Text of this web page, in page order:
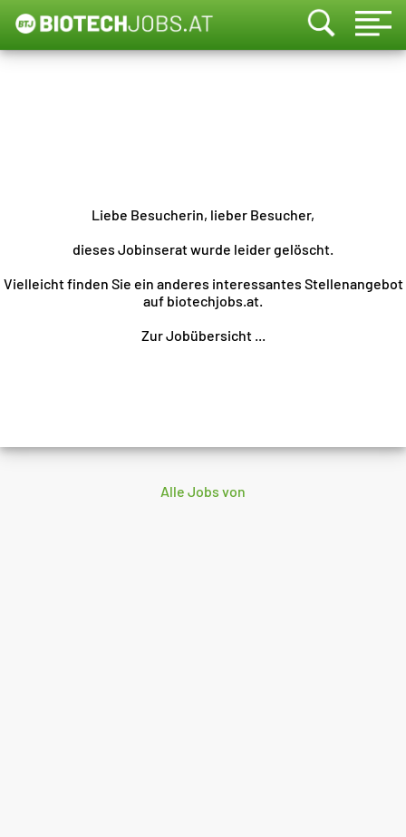
Liebe Besucherin, lieber Besucher,
dieses Jobinserat wurde leider gelöscht.
Vielleicht finden Sie ein anderes interessantes Stellenangebot
auf biotechjobs.at.
Zur Jobübersicht ...
Alle Jobs von